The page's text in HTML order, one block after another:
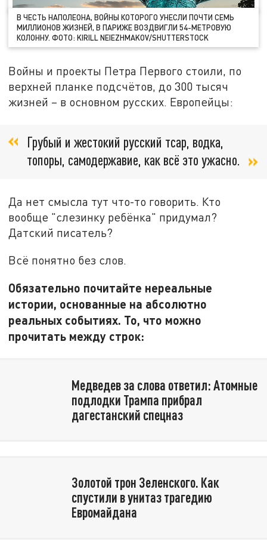
В ЧЕСТЬ НАПОЛЕОНА, ВОЙНЫ КОТОРОГО УНЕСЛИ ПОЧТИ СЕМЬ
МИЛЛИОНОВ ЖИЗНЕЙ, В ПАРИЖЕ ВОЗДВИГЛИ 54-МЕТРОВУЮ
КОЛОННУ. ФОТО: KIRILL NEIEZHMAKOV/SHUTTERSTOCK
Войны и проекты Петра Первого стоили, по
верхней планке подсчётов, до 300 тысяч
жизней – в основном русских. Европейцы:
Грубый и жестокий русский тсар, водка,
топоры, самодержавие, как всё это ужасно.
Да нет смысла тут что-то говорить. Кто
вообще "слезинку ребёнка" придумал?
Датский писатель?
Всё понятно без слов.
Обязательно почитайте нереальные
истории, основанные на абсолютно
реальных событиях. То, что можно
прочитать между строк:
Медведев за слова ответил: Атомные
подлодки Трампа прибрал
дагестанский спецназ
Золотой трон Зеленского. Как
спустили в унитаз трагедию
Евромайдана